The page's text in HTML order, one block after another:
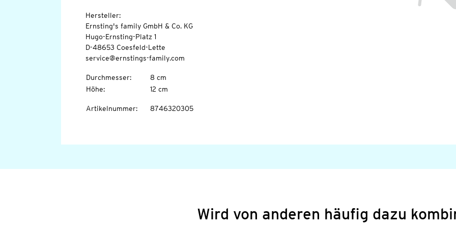
Hersteller:
Ernsting's family GmbH & Co. KG
Hugo-Ernsting-Platz 1
D-48653 Coesfeld-Lette
service@ernstings-family.com
Durchmesser:
8 cm
Höhe: 12 cm
Artikelnummer: 8746320305
Wird von anderen häufig dazu